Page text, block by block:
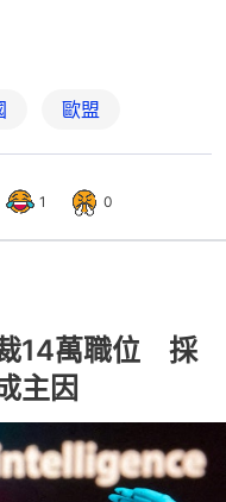
歐盟
1 0
14萬職位 採
主因